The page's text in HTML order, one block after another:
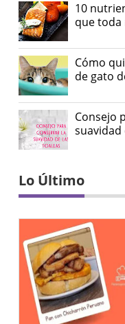
10
que toda
Cómo
de gato
Consejo
suavidad
Lo Último